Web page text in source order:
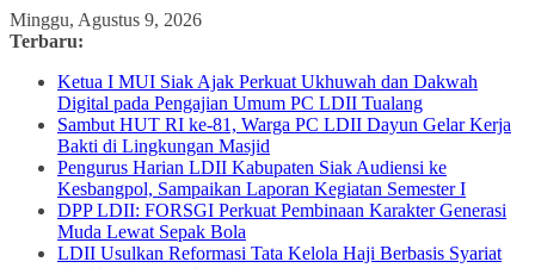
Skip
to
Minggu, Agustus 9, 2026
Terbaru:
Ketua I MUI Siak Ajak Perkuat Ukhuwah dan Dakwah
Digital pada Pengajian Umum PC LDII Tualang
Sambut HUT RI ke-81, Warga PC LDII Dayun Gelar Kerja
Bakti di Lingkungan Masjid
Pengurus Harian LDII Kabupaten Siak Audiensi ke
Kesbangpol, Sampaikan Laporan Kegiatan Semester I
DPP LDII: FORSGI Perkuat Pembinaan Karakter Generasi
Muda Lewat Sepak Bola
LDII Usulkan Reformasi Tata Kelola Haji Berbasis Syariat